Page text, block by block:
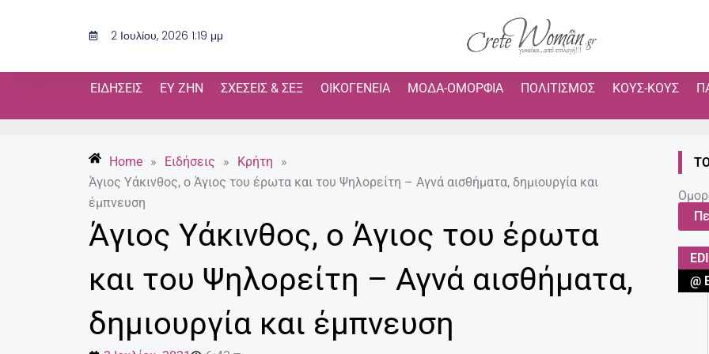
2 Ιουλίου, 2026 1:19 μμ
ΕΙΔΉΣΕΙΣ ΕΥ ΖΗΝ ΣΧΈΣΕΙΣ & ΣΕΞ ΟΙΚΟΓΈΝΕΙΑ ΜΌΔΑ-ΟΜΟΡΦΙΆ ΠΟΛΙΤΙΣΜΌΣ ΚΟΥΣ-ΚΟΥΣ
Home » Ειδήσεις » Κρήτη
»
Άγιος Υάκινθος, ο Άγιος του έρωτα και του Ψηλορείτη – Αγνά αισθήματα, δημιουργία και
έμπνευση
Άγιος Υάκινθος, ο Άγιος του έρωτα
και του Ψηλορείτη – Αγνά αισθήματα,
δημιουργία και έμπνευση
@